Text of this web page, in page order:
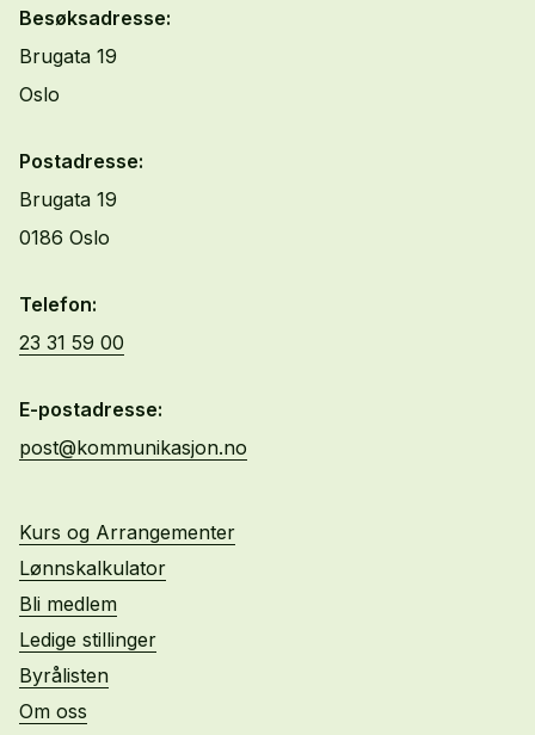
Besøksadresse:
Brugata 19
Oslo
Postadresse:
Brugata 19
0186 Oslo
Telefon:
23 31 59 00
E-postadresse:
post@kommunikasjon.no
Kurs og Arrangementer
Lønnskalkulator
Bli medlem
Ledige stillinger
Byrålisten
Om oss